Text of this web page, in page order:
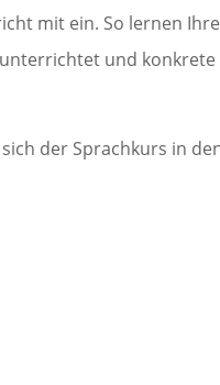
mit ein. So lernen
und
der Sprachkurs in